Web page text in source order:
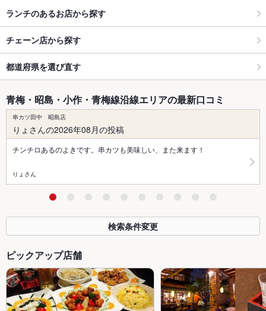
ランチのあるお店から探す
チェーン店から探す
都道府県を選び直す
青梅・昭島・小作・青梅線沿線エリアの最新口コミ
串カツ田中 昭島店
りょさんの2026年08月の投稿
チンチロあるのよきです。串カツも美味しい、また来ます！
りょさん
検索条件変更
ピックアップ店舗